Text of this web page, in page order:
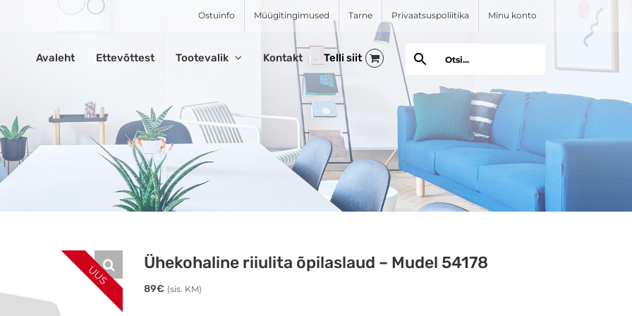
Ostuinfo Müügitingimused Tarne Privaatsuspoliitika Minu konto
Avaleht Ettevõttest Tootevalik Kontakt
UUS
Ühekohaline riiulita õpilaslaud – Mudel 54178
89€ (sis. KM)